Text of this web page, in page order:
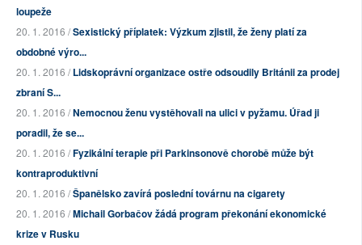
loupeže
20. 1. 2016 /Sexistický příplatek: Výzkum zjistil, že ženy platí za
obdobné výro...
20. 1. 2016 /Lidskoprávní organizace ostře odsoudily Británii za prodej
zbraní S...
20. 1. 2016 /Nemocnou ženu vystěhovali na ulici v pyžamu. Úřad ji
poradil, že se...
20. 1. 2016 /Fyzikální terapie při Parkinsonově chorobě může být
kontraproduktivní
20. 1. 2016 /Španělsko zavírá poslední továrnu na cigarety
20. 1. 2016 /Michail Gorbačov žádá program překonání ekonomické
krize v Rusku